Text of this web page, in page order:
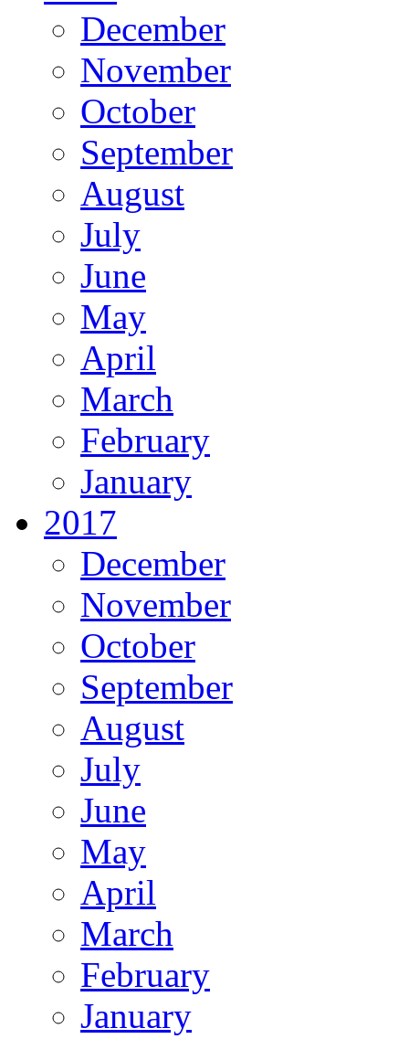
December
November
October
September
August
July
June
May
April
March
February
January
2017
December
November
October
September
August
July
June
May
April
March
February
January